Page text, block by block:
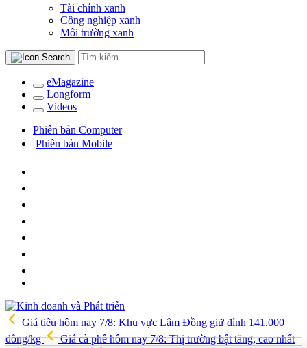
Tài chính xanh
Công nghiệp xanh
Môi trường xanh
eMagazine
Longform
Videos
Phiên bản Computer
Phiên bản Mobile
Giá tiêu hôm nay 7/8: Khu vực Lâm Đồng giữ đỉnh 141.000
đồng/kg
Giá cà phê hôm nay 7/8: Thị trường bật tăng, cao nhất